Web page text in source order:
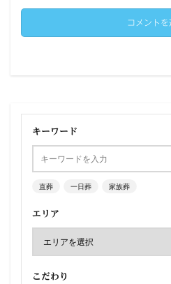
キーワード
直葬 一日葬 家族葬
エリア
こだわり